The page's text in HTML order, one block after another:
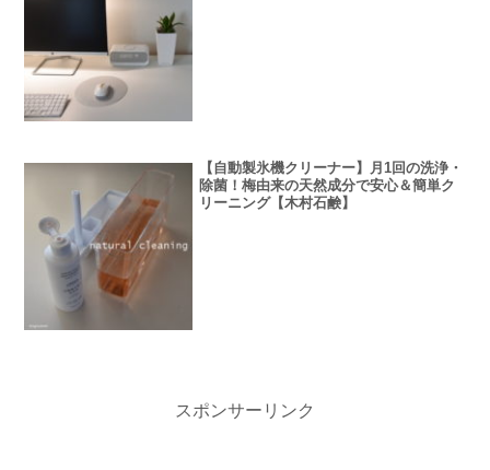
【自動製氷機クリーナー】月1回の洗浄・
除菌！梅由来の天然成分で安心＆簡単ク
リーニング【木村石鹸】
スポンサーリンク